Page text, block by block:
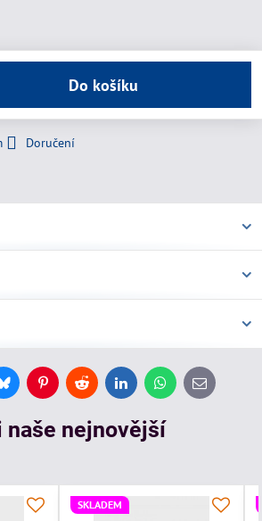
Do košíku
Doručení
BlueskyPinterestReddit LinkedInWhatsApp
E-
mail
naše nejnovější
SKLADEM